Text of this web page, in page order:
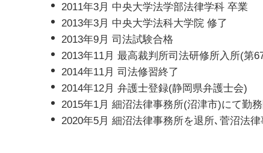
2011年3月 中央大学法学部法律学科 卒業
2013年3月 中央大学法科大学院 修了
2013年9月 司法試験合格
2013年11月 最高裁判所司法研修所入所(第
2014年11月 司法修習終了
2014年12月 弁護士登録(静岡県弁護士会)
2015年1月 細沼法律事務所(沼津市)にて勤
2020年5月 細沼法律事務所を退所､菅沼法